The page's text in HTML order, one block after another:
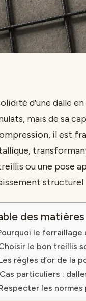
d’une dalle
mais de sa
il est
ou une pose
structurel
des matières
le ferraillage
le bon treillis
règles d’or de la
Cas particuliers :
les